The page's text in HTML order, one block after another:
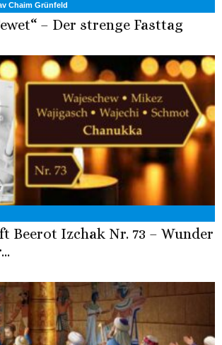
Chaim Grünfeld
– Der strenge Fasttag
Beerot Izchak Nr. 73 – Wunder